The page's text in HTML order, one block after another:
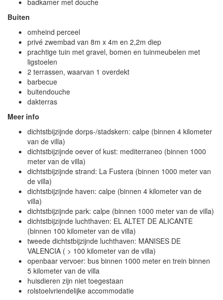
badkamer met douche
Buiten
omheind perceel
privé zwembad van 8m x 4m en 2,2m diep
prachtige tuin met gravel, bomen en tuinmeubelen met
ligstoelen
2 terrassen, waarvan 1 overdekt
barbecue
buitendouche
dakterras
Meer info
dichtstbijzijnde dorps-/stadskern: calpe (binnen 4 kilometer
van de villa)
dichtstbijzijnde oever of kust: mediterraneo (binnen 1000
meter van de villa)
dichtstbijzijnde strand: La Fustera (binnen 1000 meter van
de villa)
dichtstbijzijnde haven: calpe (binnen 4 kilometer van de
villa)
dichtstbijzijnde park: calpe (binnen 1000 meter van de villa)
dichtstbijzijnde luchthaven: EL ALTET DE ALICANTE
(binnen 100 kilometer van de villa)
tweede dichtstbijzijnde luchthaven: MANISES DE
VALENCIA ( > 100 kilometer van de villa)
openbaar vervoer: bus binnen 1000 meter en trein binnen
5 kilometer van de villa
huisdieren zijn niet toegestaan
rolstoelvriendelijke accommodatie